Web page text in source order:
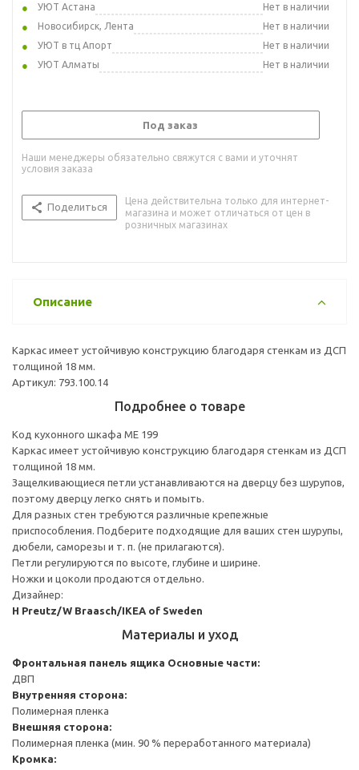
УЮТ Астана
Нет в наличии
Новосибирск, Лента
Нет в наличии
УЮТ в тц Апорт
Нет в наличии
УЮТ Алматы
Нет в наличии
Под заказ
Наши менеджеры обязательно свяжутся с вами и уточнят
условия заказа
Поделиться
Цена действительна только для интернет-
магазина и может отличаться от цен в
розничных магазинах
Описание
Каркас имеет устойчивую конструкцию благодаря стенкам из ДСП
толщиной 18 мм.
Артикул: 793.100.14
Подробнее о товаре
Код кухонного шкафа ME 199
Каркас имеет устойчивую конструкцию благодаря стенкам из ДСП
толщиной 18 мм.
Защелкивающиеся петли устанавливаются на дверцу без шурупов,
поэтому дверцу легко снять и помыть.
Для разных стен требуются различные крепежные
приспособления. Подберите подходящие для ваших стен шурупы,
дюбели, саморезы и т. п. (не прилагаются).
Петли регулируются по высоте, глубине и ширине.
Ножки и цоколи продаются отдельно.
Дизайнер:
H Preutz/W Braasch/IKEA of Sweden
Материалы и уход
Фронтальная панель ящика Основные части:
ДВП
Внутренняя сторона:
Полимерная пленка
Внешняя сторона:
Полимерная пленка (мин. 90 % переработанного материала)
Кромка: